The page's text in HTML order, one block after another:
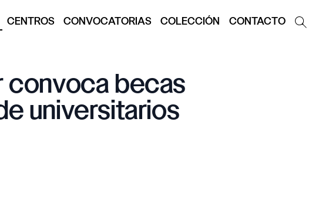
CENTROS CONVOCATORIAS COLECCIÓN CONTACTO
convoca becas
universitarios